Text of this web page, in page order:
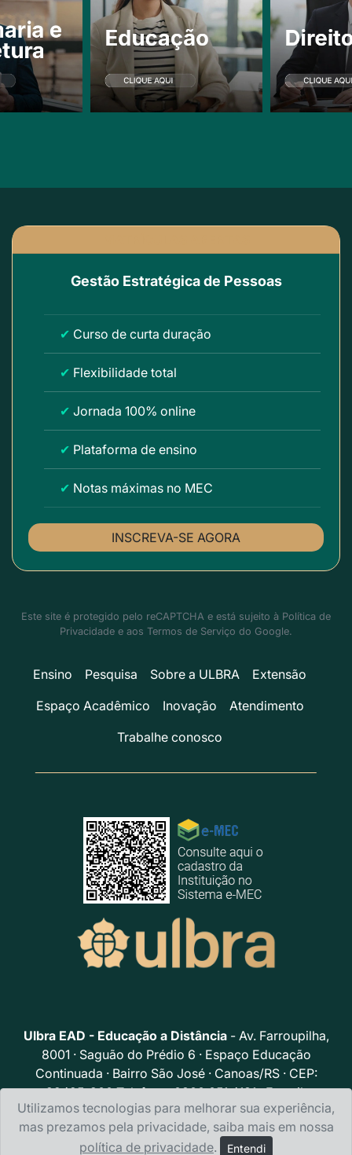
Gestão Estratégica de Pessoas
✔ Curso de curta duração
✔ Flexibilidade total
✔ Jornada 100% online
✔ Plataforma de ensino
✔ Notas máximas no MEC
INSCREVA-SE AGORA
Este site é protegido pelo reCAPTCHA e está sujeito à Política de
Privacidade e aos Termos de Serviço do Google.
Ensino Pesquisa Sobre a ULBRA
Extensão
Espaço Acadêmico
Inovação
Atendimento
Trabalhe conosco
Ulbra EAD - Educação a Distância- Av. Farroupilha,
8001 · Saguão do Prédio 6 · Espaço Educação
Continuada · Bairro São José · Canoas/RS · CEP:
92425-900 Telefone: 0800.051.4131 · E-mail:
portalead@ulbra.br
Política de privacidade
Utilizamos tecnologias para melhorar sua experiência,
mas prezamos pela privacidade, saiba mais em nossa
política de privacidade. Entendi